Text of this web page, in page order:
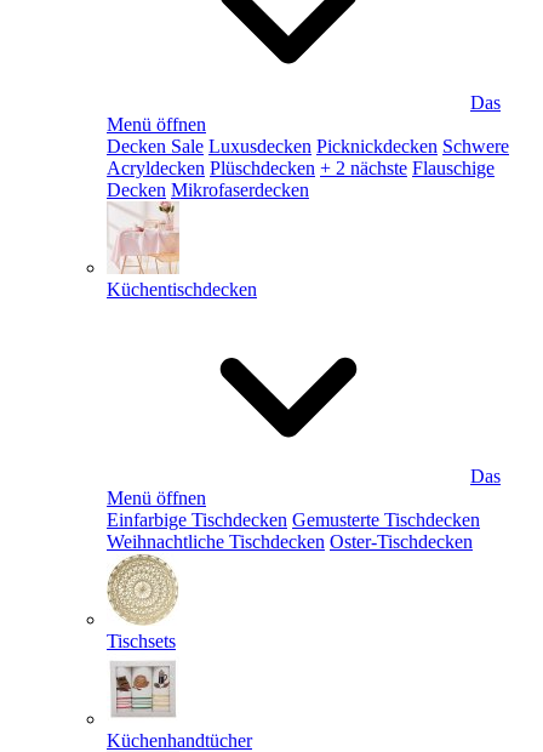
Das
Menü öffnen
Decken Sale Luxusdecken Picknickdecken Schwere
Acryldecken Plüschdecken + 2 nächste Flauschige
Decken Mikrofaserdecken
Küchentischdecken
Das
Menü öffnen
Einfarbige Tischdecken Gemusterte Tischdecken
Weihnachtliche Tischdecken Oster-Tischdecken
Tischsets
Küchenhandtücher